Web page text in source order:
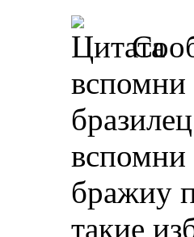
вспомни
бражиу
такие